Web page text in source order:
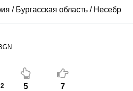
/ Бургасская область / Несебр
2 5 7